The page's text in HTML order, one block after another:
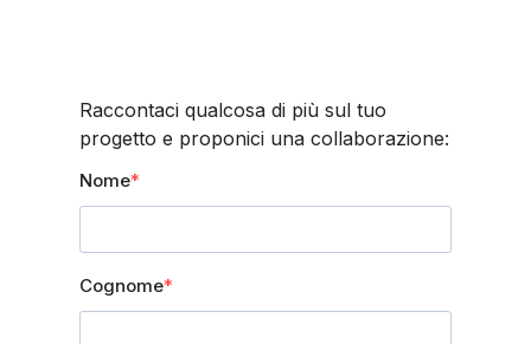
Raccontaci qualcosa di più sul tuo
progetto e proponici una collaborazione:
Nome
Cognome